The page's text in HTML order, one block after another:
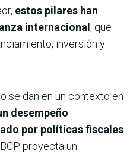
estos pilares han
internacional , que
inversión y
se dan en un contexto en
desempeño
por políticas fiscales
BCP proyecta un